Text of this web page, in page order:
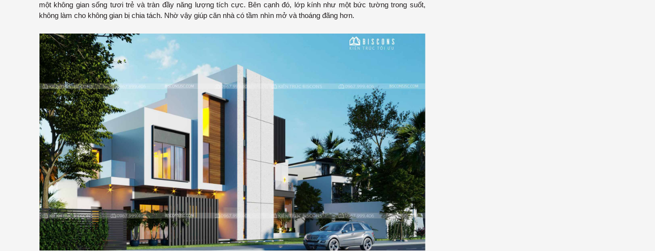
một không gian sống tươi trẻ và tràn đầy năng lượng tích cực. Bên cạnh đó, lớp kính như một bức tường trong suốt,
không làm cho không gian bị chia tách. Nhờ vậy giúp căn nhà có tầm nhìn mở và thoáng đãng hơn.